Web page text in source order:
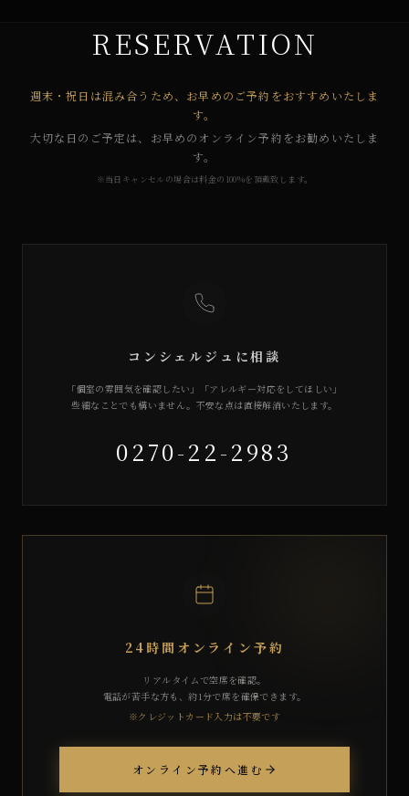
RESERVATION
週末・祝日は混み合うため、お早めのご予約をおすすめいたしま
す。
大切な日のご予定は、お早めのオンライン予約をお勧めいたしま
す。
※当日キャンセルの場合は料金の100%を頂戴致します。
コンシェルジュに相談
「個室の雰囲気を確認したい」「アレルギー対応をしてほしい」
些細なことでも構いません。不安な点は直接解消いたします。
0270-22-2983
24時間オンライン予約
リアルタイムで空席を確認。
電話が苦手な方も、約1分で席を確保できます。
※クレジットカード入力は不要です
オンライン予約へ進む